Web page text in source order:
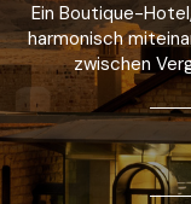
Ein Boutique-
harmonisch
zwischen